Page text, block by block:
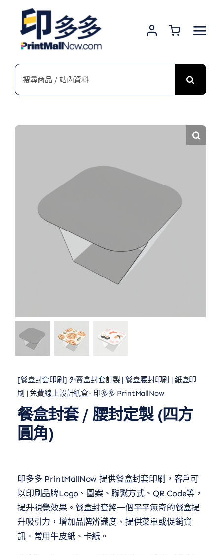
content
搜
[餐盒封套印刷] 外賣盒封套訂製 | 餐盒腰封印刷 | 紙盒印
刷 | 免費線上設計紙盒- 印多多 PrintMallNow
餐盒封套 / 腰封定製 (四方
圓角)
印多多 PrintMallNow 提供餐盒封套印刷，客戶可
以印刷品牌Logo、圖案、聯繫方式、QR Code等，
提升視覺效果。餐盒封套將一個平平無奇的餐盒提
升吸引力，增加品牌辨識度、提供菜單或促銷資
訊。常用牛皮紙、卡紙。